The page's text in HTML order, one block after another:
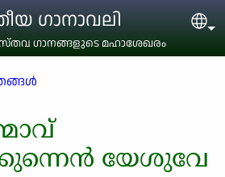
ഗാനാവലി
ഗാനങ്ങളുടെ മഹാശേഖരം
യേശുവേ